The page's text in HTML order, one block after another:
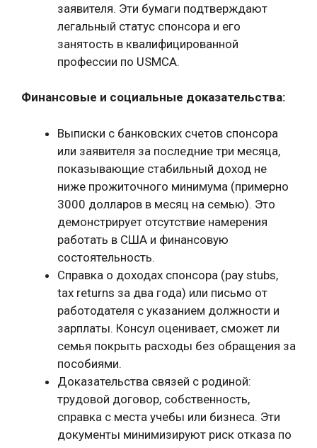
заявителя. Эти бумаги подтверждают
легальный статус спонсора и его
занятость в квалифицированной
профессии по USMCA.
Финансовые и социальные доказательства:
Выписки с банковских счетов спонсора
или заявителя за последние три месяца,
показывающие стабильный доход не
ниже прожиточного минимума (примерно
3000 долларов в месяц на семью). Это
демонстрирует отсутствие намерения
работать в США и финансовую
состоятельность.
Справка о доходах спонсора (pay stubs,
tax returns за два года) или письмо от
работодателя с указанием должности и
зарплаты. Консул оценивает, сможет ли
семья покрыть расходы без обращения за
пособиями.
Доказательства связей с родиной:
трудовой договор, собственность,
справка с места учебы или бизнеса. Эти
документы минимизируют риск отказа по